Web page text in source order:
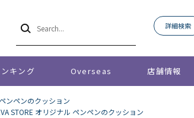
詳細検索
キング Overseas 店舗情報
ンペンのクッション
STORE オリジナル ペンペンのクッション